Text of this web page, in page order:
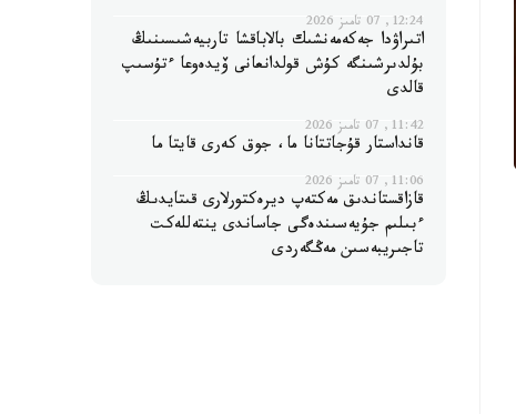
12:24, 07 تامىز 2026
اتىراۋدا جەكەمەنشىك بالاباقشا تاربيەشىسىنىڭ
بۇلدىرشىنگە كۇش قولدانعانى ۆيدەوعا ءتۇسىپ
قالدى
11:42, 07 تامىز 2026
قانداستار قۇجاتتانا ما، جوق كەرى قايتا ما
11:06, 07 تامىز 2026
قازاقستاندىق مەكتەپ ديرەكتورلارى قىتايدىڭ
ءبىلىم جۇيەسىندەگى جاساندى ينتەللەكت
تاجىريبەسىن مەڭگەردى